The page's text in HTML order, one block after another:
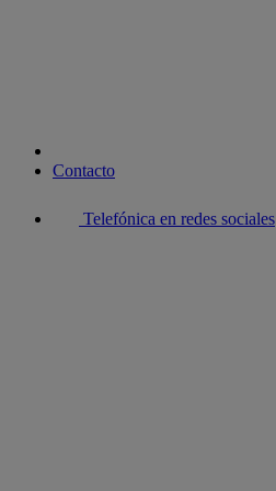
Contacto
Telefónica en redes sociales